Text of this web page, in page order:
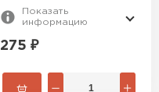
Показать
информацию
275 ₽